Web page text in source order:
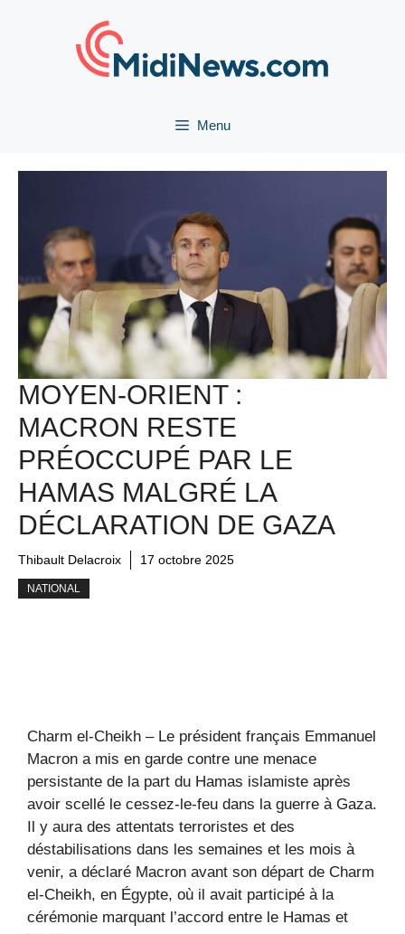
Menu
MOYEN-ORIENT :
MACRON RESTE
PRÉOCCUPÉ PAR LE
HAMAS MALGRÉ LA
DÉCLARATION DE GAZA
Thibault Delacroix 17 octobre 2025
NATIONAL
Charm el-Cheikh – Le président français Emmanuel
Macron a mis en garde contre une menace
persistante de la part du Hamas islamiste après
avoir scellé le cessez-le-feu dans la guerre à Gaza.
Il y aura des attentats terroristes et des
déstabilisations dans les semaines et les mois à
venir, a déclaré Macron avant son départ de Charm
el-Cheikh, en Égypte, où il avait participé à la
cérémonie marquant l’accord entre le Hamas et